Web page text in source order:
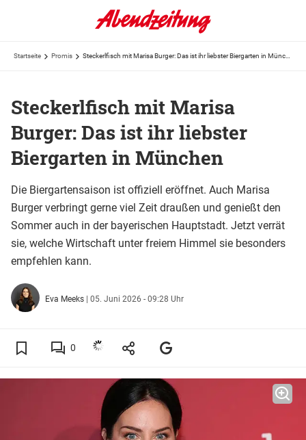
Startseite Promis
Steckerlfisch mit Marisa
Burger: Das ist ihr liebster
Biergarten in München
Die Biergartensaison ist offiziell eröffnet. Auch Marisa
Burger verbringt gerne viel Zeit draußen und genießt den
Sommer auch in der bayerischen Hauptstadt. Jetzt verrät
sie, welche Wirtschaft unter freiem Himmel sie besonders
empfehlen kann.
Eva Meeks | 05. Juni 2026 - 09:28 Uhr
0